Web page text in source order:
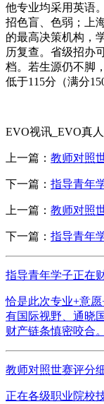
他专业均采用英语
招色盲、色弱；上
的最高决策机构，
历复查。省级招办
档。若生源仍不脚
低于115分（满分
EVO视讯_EVO真
上一篇： 教师对照
下一篇： 指导青年
上一篇： 教师对照
下一篇： 指导青年
指导青年学子正在
恰是此次专业+意
有国际视野、通晓
财产链条慎密咬合
教师对照世赛评分
正在各级职业院校